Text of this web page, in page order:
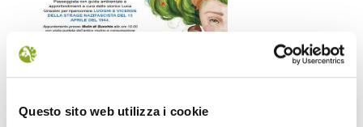
Questo sito web utilizza i cookie
UN FESTIVAL DIFFUSOper
vallePASSI NEL BUIO: NELLA "VALLE
Monte
Dall’11 al 19